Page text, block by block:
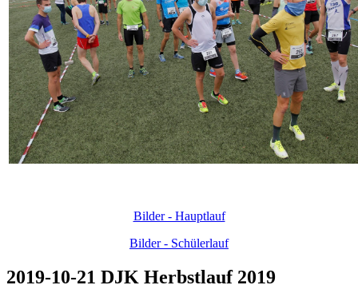
Bilder - Hauptlauf
Bilder - Schülerlauf
2019-10-21 DJK Herbstlauf 2019